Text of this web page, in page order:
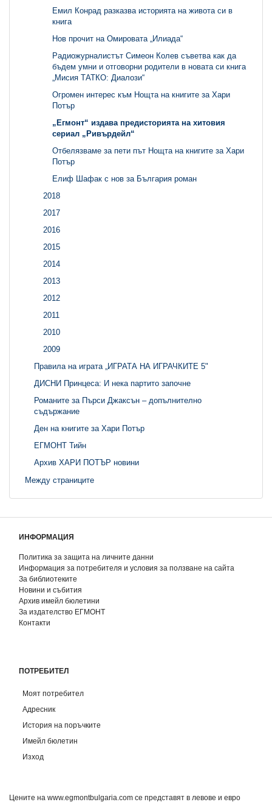
Емил Конрад разказва историята на живота си в
книга
Нов прочит на Омировата „Илиада“
Радиожурналистът Симеон Колев съветва как да
бъдем умни и отговорни родители в новата си книга
„Мисия ТАТКО: Диалози“
Огромен интерес към Нощта на книгите за Хари
Потър
„Егмонт“ издава предисторията на хитовия
сериал „Ривърдейл“
Отбелязваме за пети път Нощта на книгите за Хари
Потър
Елиф Шафак с нов за България роман
2018
2017
2016
2015
2014
2013
2012
2011
2010
2009
Правила на играта „ИГРАТА НА ИГРАЧКИТЕ 5"
ДИСНИ Принцеса: И нека партито започне
Романите за Пърси Джаксън – допълнително
съдържание
Ден на книгите за Хари Потър
ЕГМОНТ Тийн
Архив ХАРИ ПОТЪР новини
Между страниците
ИНФОРМАЦИЯ
Политика за защита на личните данни
Информация за потребителя и условия за ползване на сайта
За библиотеките
Новини и събития
Архив имейл бюлетини
За издателство ЕГМОНТ
Контакти
ПОТРЕБИТЕЛ
Моят потребител
Адресник
История на поръчките
Имейл бюлетин
Изход
Цените на www.egmontbulgaria.com се представят в левове и евро